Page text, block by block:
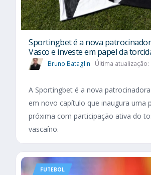
Sportingbet é a nova
Vasco e investe em papel da
Bruno Bataglin Última
A Sportingbet é a nova
em novo capítulo que inaugura uma
próxima com participação ativa do
vascaíno.
FUTEBOL